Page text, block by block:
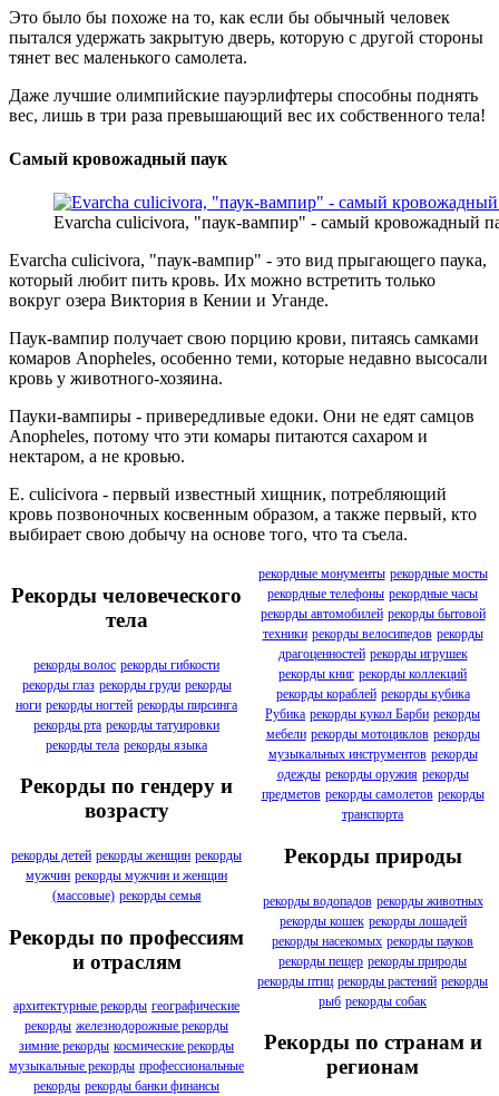
Это было бы похоже на то, как если бы обычный человек
пытался удержать закрытую дверь, которую с другой стороны
тянет вес маленького самолета.
Даже лучшие олимпийские пауэрлифтеры способны поднять
вес, лишь в три раза превышающий вес их собственного тела!
Самый кровожадный паук
Evarcha culicivora, "паук-вампир" - самый кровожадный
Evarcha culicivora, "паук-вампир" - это вид прыгающего паука,
который любит пить кровь. Их можно встретить только
вокруг озера Виктория в Кении и Уганде.
Паук-вампир получает свою порцию крови, питаясь самками
комаров Anopheles, особенно теми, которые недавно высосали
кровь у животного-хозяина.
Пауки-вампиры - привередливые едоки. Они не едят самцов
Anopheles, потому что эти комары питаются сахаром и
нектаром, а не кровью.
E. culicivora - первый известный хищник, потребляющий
кровь позвоночных косвенным образом, а также первый, кто
выбирает свою добычу на основе того, что та съела.
Рекорды человеческого
тела
рекорды волос рекорды гибкости
рекорды глаз рекорды груди рекорды
ноги рекорды ногтей рекорды пирсинга
рекорды рта рекорды татуировки
рекорды тела рекорды языка
Рекорды по гендеру и
возрасту
рекорды детей рекорды женщин рекорды
мужчин рекорды мужчин и женщин
(массовые) рекорды семья
Рекорды по профессиям
и отраслям
архитектурные рекорды географические
рекорды железнодорожные рекорды
зимние рекорды космические рекорды
музыкальные рекорды профессиональные
рекорды рекорды банки финансы
рекордные монументы рекордные мосты
рекордные телефоны рекордные часы
рекорды автомобилей рекорды бытовой
техники рекорды велосипедов рекорды
драгоценностей рекорды игрушек
рекорды книг рекорды коллекций
рекорды кораблей рекорды кубика
Рубика рекорды кукол Барби рекорды
мебели рекорды мотоциклов рекорды
музыкальных инструментов рекорды
одежды рекорды оружия рекорды
предметов рекорды самолетов рекорды
транспорта
Рекорды природы
рекорды водопадов рекорды животных
рекорды кошек рекорды лошадей
рекорды насекомых рекорды пауков
рекорды пещер рекорды природы
рекорды птиц рекорды растений рекорды
рыб рекорды собак
Рекорды по странам и
регионам